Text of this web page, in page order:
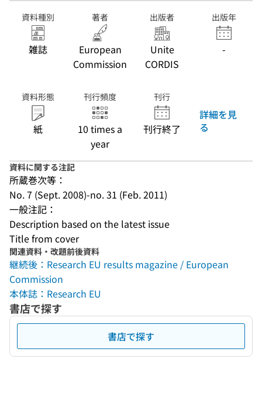
資料種別
雑誌
著者
European
Commission
出版者
Unite
CORDIS
出版年
-
資料形態
紙
刊行頻度
10 times a
year
刊行
刊行終了
詳細を見
る
資料に関する注記
所蔵巻次等：
No. 7 (Sept. 2008)-no. 31 (Feb. 2011)
一般注記：
Description based on the latest issue
Title from cover
関連資料・改題前後資料
継続後：Research EU results magazine / European
Commission
本体誌：Research EU
書店で探す
書店で探す